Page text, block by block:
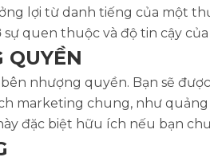
lợi từ danh tiếng của một
quen thuộc và độ tin cậy
QUYỀN
nhượng quyền. Bạn sẽ
marketing chung, như
đặc biệt hữu ích nếu bạn